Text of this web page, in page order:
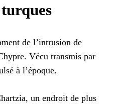
de l’intrusion de
Vécu transmis par
à l’époque.
un endroit de plus